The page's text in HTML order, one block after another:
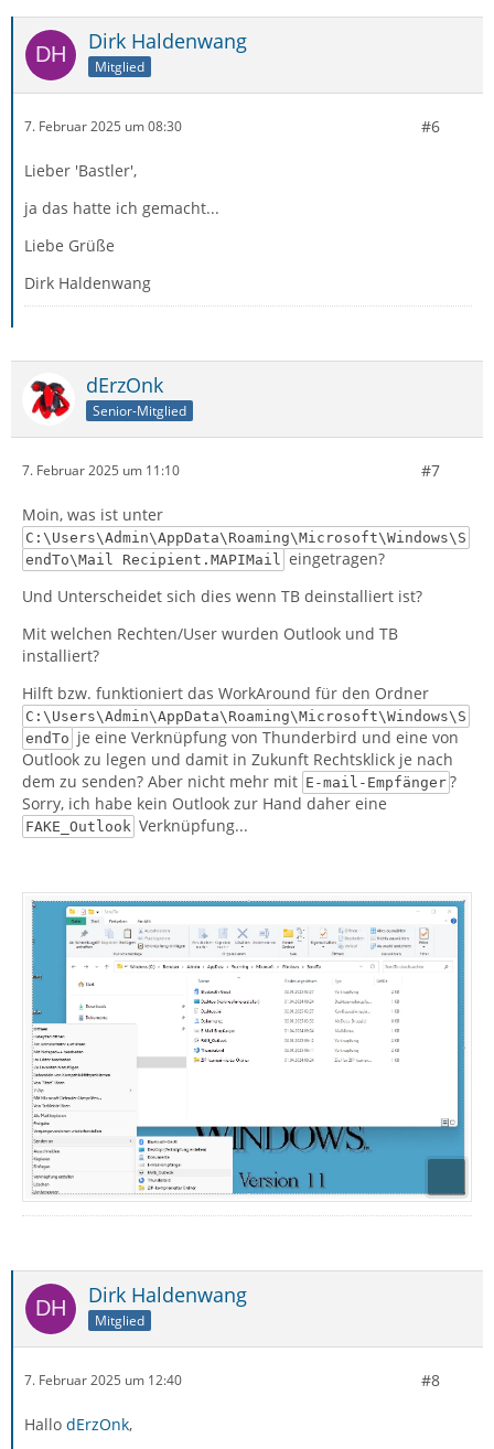
Dirk Haldenwang
Mitglied
7. Februar 2025 um 08:30 #6
Lieber 'Bastler',
ja das hatte ich gemacht...
Liebe Grüße
Dirk Haldenwang
dErzOnk
Senior-Mitglied
7. Februar 2025 um 11:10 #7
Moin, was ist unter
C:\Users\Admin\AppData\Roaming\Microsoft\Windows\S
endTo\Mail Recipient.MAPIMail
eingetragen?
Und Unterscheidet sich dies wenn TB deinstalliert ist?
Mit welchen Rechten/User wurden Outlook und TB
installiert?
Hilft bzw. funktioniert das WorkAround für den Ordner
C:\Users\Admin\AppData\Roaming\Microsoft\Windows\S
endTo je eine Verknüpfung von Thunderbird und eine von
Outlook zu legen und damit in Zukunft Rechtsklick je nach
dem zu senden? Aber nicht mehr mit E-mail-Empfänger ?
Sorry, ich habe kein Outlook zur Hand daher eine
FAKE_Outlook Verknüpfung...
Dirk Haldenwang
Mitglied
7. Februar 2025 um 12:40 #8
Hallo dErzOnk,